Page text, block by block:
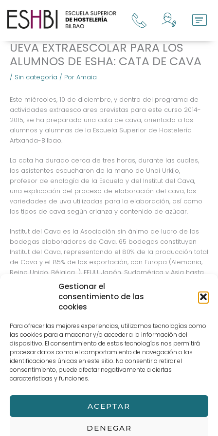
Gestionar el
consentimiento de las
cookies
Para ofrecer las mejores experiencias, utilizamos tecnologías como
las cookies para almacenar y/o acceder a la información del
dispositivo. El consentimiento de estas tecnologías nos permitirá
procesar datos como el comportamiento de navegación o las
identificaciones únicas en este sitio. No consentir o retirar el
consentimiento, puede afectar negativamente a ciertas
características y funciones.
ACEPTAR
DENEGAR
contenido
UEVA EXTRAESCOLAR PARA LOS
ALUMNOS DE ESHA: CATA DE CAVA
/ Sin categoría / Por Amaia
Este miércoles, 10 de diciembre, y dentro del programa de
actividades extraescolares previstas para este curso 2014-
2015, se ha preparado una cata de cava, orientada a los
alumnos y alumnas de la Escuela Superior de Hostelería
Artxanda-Bilbao.
La cata ha durado cerca de tres horas, durante las cuales,
los asistentes escucharon de la mano de Unai Urkijo,
profesor de enología de la Escuela y del Institut del Cava,
una explicación del proceso de elaboración del cava, las
variedades de uva utilizadas para la elaboración, así como
los tipos de cava según crianza y contenido de azúcar.
Institut del Cava es la Asociación sin ánimo de lucro de las
bodegas elaboradoras de Cava. 65 bodegas constituyen
Institut del Cava, representando el 80% de la producción total
de Cava y el 85% de las exportación, con Europa (Alemania,
Reino Unido, Bélgica…), EEUU, Japón, Sudamérica y Asia hasta
llegar a más de 130 países. Con más de 50 años de
trayectoria, Institut del Cava realiza la tarea de
comunicación, difusión, promoción e información de Cava,
Finalmente, los alumnos realizaron una cata de 5 variedades:
Cava Vilarnau Brut Nature
Cava Montaner de Jaume Giró i Giró
Cava Gramona Imperial Brut Gran Reserva
Cava Freixenet Trepat Pálido
Cava Vallformosa Semi Seco